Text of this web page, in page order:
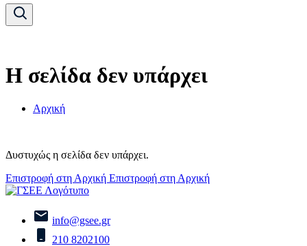
Η σελίδα δεν υπάρχει
Αρχική
Δυστυχώς η σελίδα δεν υπάρχει.
Επιστροφή στη Αρχική Επιστροφή στη Αρχική
info@gsee.gr
210 8202100